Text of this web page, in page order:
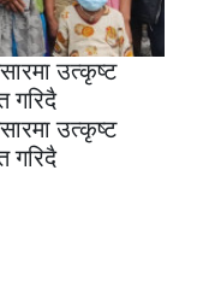
उत्कृष्ट
गरिदै
उत्कृष्ट
गरिदै